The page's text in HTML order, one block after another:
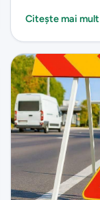
Citește mai mult